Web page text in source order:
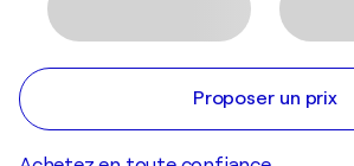
Proposer un prix